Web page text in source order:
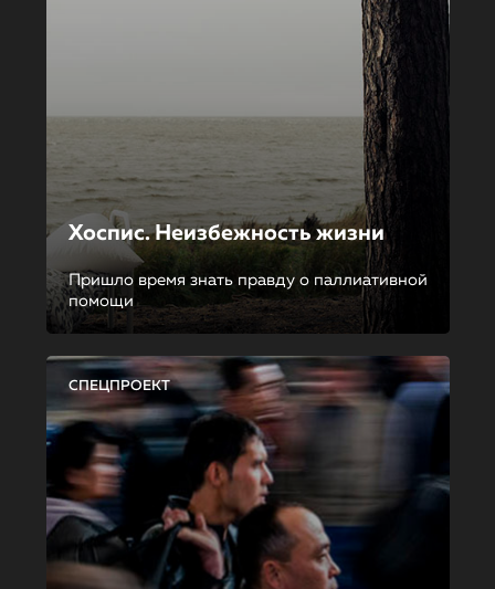
Хоспис. Неизбежность жизни
Пришло время знать правду о паллиативной
помощи
СПЕЦПРОЕКТ